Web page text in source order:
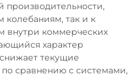
производительности,
колебаниям, так и к
внутри коммерческих
характер
текущие
по сравнению с системами,